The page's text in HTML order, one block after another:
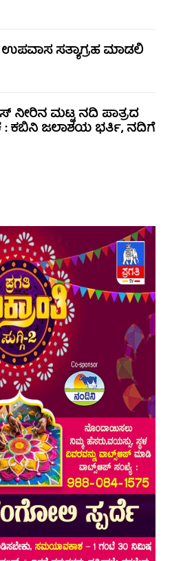
ಸತ್ಯಾಗ್ರಹ ಮಾಡಲಿ
ನೀರಿನ ಮಟ್ಟ ನದಿ ಪಾತ್ರದ
: ಕಬಿನಿ ಜಲಾಶಯ ಭರ್ತಿ, ನದಿಗೆ